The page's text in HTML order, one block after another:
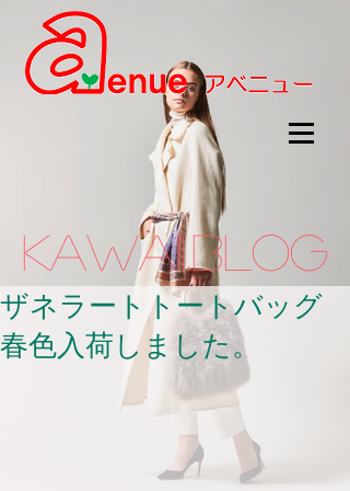
kawaii.BLOG
ザネラートトートバッグ
春色入荷しました。